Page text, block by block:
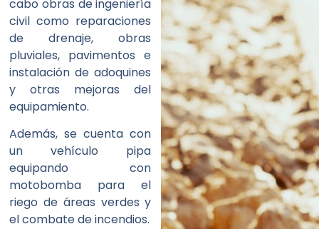
cabo obras de ingeniería
civil como reparaciones
de drenaje, obras
pluviales, pavimentos e
instalación de adoquines
y otras mejoras del
equipamiento.
Además, se cuenta con
un vehículo pipa
equipando con
motobomba para el
riego de áreas verdes y
el combate de incendios.